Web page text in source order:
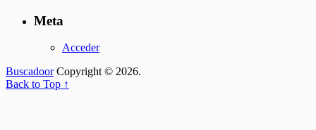
Meta
Acceder
BuscadoorCopyright © 2026.
Back to Top ↑